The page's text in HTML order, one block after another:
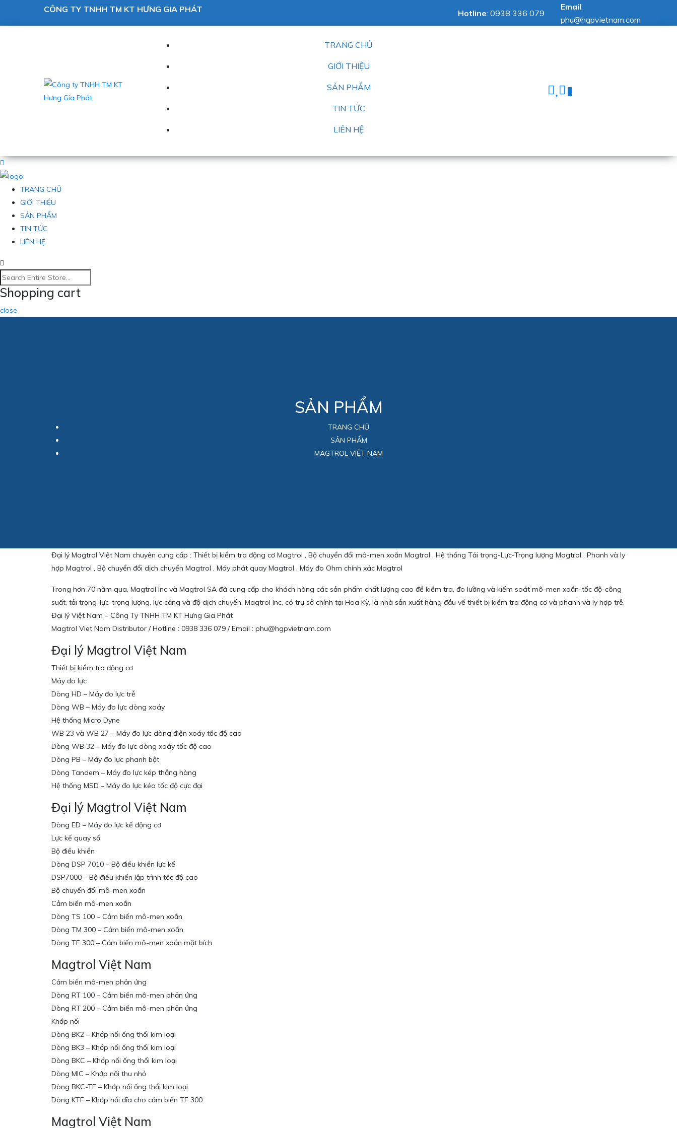
CÔNG TY TNHH TM KT HƯNG GIA PHÁT Hotline: 0938 336 079
Email:
phu@hgpvietnam.com
TRANG CHỦ
GIỚI THIỆU
SẢN PHẨM
TIN TỨC
LIÊN HỆ
0
TRANG CHỦ
GIỚI THIỆU
SẢN PHẨM
TIN TỨC
LIÊN HỆ
Shopping cart
close
SẢN PHẨM
TRANG CHỦ
SẢN PHẨM
MAGTROL VIỆT NAM
Đại lý Magtrol Việt Nam chuyên cung cấp : Thiết bị kiểm tra động cơ Magtrol , Bộ chuyển đổi mô-men xoắn Magtrol , Hệ thống Tải trọng-Lực-Trọng lượng Magtrol , Phanh và ly
hợp Magtrol , Bộ chuyển đổi dịch chuyển Magtrol , Máy phát quay Magtrol , Máy đo Ohm chính xác Magtrol
Trong hơn 70 năm qua, Magtrol Inc và Magtrol SA đã cung cấp cho khách hàng các sản phẩm chất lượng cao để kiểm tra, đo lường và kiểm soát mô-men xoắn-tốc độ-công
suất, tải trọng-lực-trọng lượng, lực căng và độ dịch chuyển. Magtrol Inc, có trụ sở chính tại Hoa Kỳ, là nhà sản xuất hàng đầu về thiết bị kiểm tra động cơ và phanh và ly hợp trễ.
Đại lý Việt Nam – Công Ty TNHH TM KT Hưng Gia Phát
Magtrol Viet Nam Distributor / Hotline : 0938 336 079 / Email : phu@hgpvietnam.com
Đại lý Magtrol Việt Nam
Thiết bị kiểm tra động cơ
Máy đo lực
Dòng HD – Máy đo lực trễ
Dòng WB – Máy đo lực dòng xoáy
Hệ thống Micro Dyne
WB 23 và WB 27 – Máy đo lực dòng điện xoáy tốc độ cao
Dòng WB 32 – Máy đo lực dòng xoáy tốc độ cao
Dòng PB – Máy đo lực phanh bột
Dòng Tandem – Máy đo lực kép thẳng hàng
Hệ thống MSD – Máy đo lực kéo tốc độ cực đại
Đại lý Magtrol Việt Nam
Dòng ED – Máy đo lực kế động cơ
Lực kế quay số
Bộ điều khiển
Dòng DSP 7010 – Bộ điều khiển lực kế
DSP7000 – Bộ điều khiển lập trình tốc độ cao
Bộ chuyển đổi mô-men xoắn
Cảm biến mô-men xoắn
Dòng TS 100 – Cảm biến mô-men xoắn
Dòng TM 300 – Cảm biến mô-men xoắn
Dòng TF 300 – Cảm biến mô-men xoắn mặt bích
Magtrol Việt Nam
Cảm biến mô-men phản ứng
Dòng RT 100 – Cảm biến mô-men phản ứng
Dòng RT 200 – Cảm biến mô-men phản ứng
Khớp nối
Dòng BK2 – Khớp nối ống thổi kim loại
Dòng BK3 – Khớp nối ống thổi kim loại
Dòng BKC – Khớp nối ống thổi kim loại
Dòng MIC – Khớp nối thu nhỏ
Dòng BKC-TF – Khớp nối ống thổi kim loại
Dòng KTF – Khớp nối đĩa cho cảm biến TF 300
Magtrol Việt Nam